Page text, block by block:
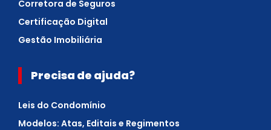
Corretora de Seguros
Certificação Digital
Gestão Imobiliária
Precisa de ajuda?
Leis do Condomínio
Modelos: Atas, Editais e Regimentos